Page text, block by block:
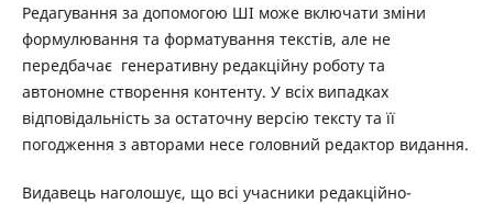
Редагування за допомогою ШІ може включати зміни
формулювання та форматування текстів, але не
передбачає генеративну редакційну роботу та
автономне створення контенту. У всіх випадках
відповідальність за остаточну версію тексту та її
погодження з авторами несе головний редактор видання.
Видавець наголошує, що всі учасники редакційно-